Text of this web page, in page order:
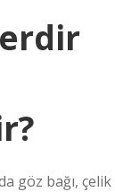
göz bağı,